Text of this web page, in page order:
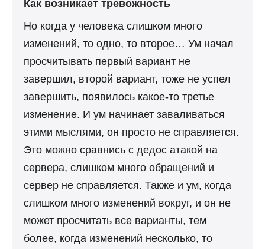
Как возникает тревожность
Но когда у человека слишком много
изменений, то одно, то второе… Ум начал
просчитывать первый вариант не
завершил, второй вариант, тоже не успел
завершить, появилось какое-то третье
изменение. И ум начинает заваливаться
этими мыслями, он просто не справляется.
Это можно сравнись с дедос атакой на
сервера, слишком много обращений и
сервер не справляется. Также и ум, когда
слишком много изменений вокруг, и он не
может просчитать все варианты, тем
более, когда изменений несколько, то